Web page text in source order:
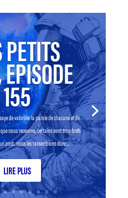
155
de valoriser la parole de chacune et de
nous recevons, certains sont trop brefs
post, nous les rassemblons donc...
LIRE PLUS